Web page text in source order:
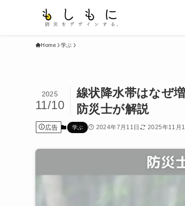
Home 学ぶ
線状降水帯はなぜ
防災士が解説
2025
11/10
広告 学ぶ 2024年7月11日 2025年11月